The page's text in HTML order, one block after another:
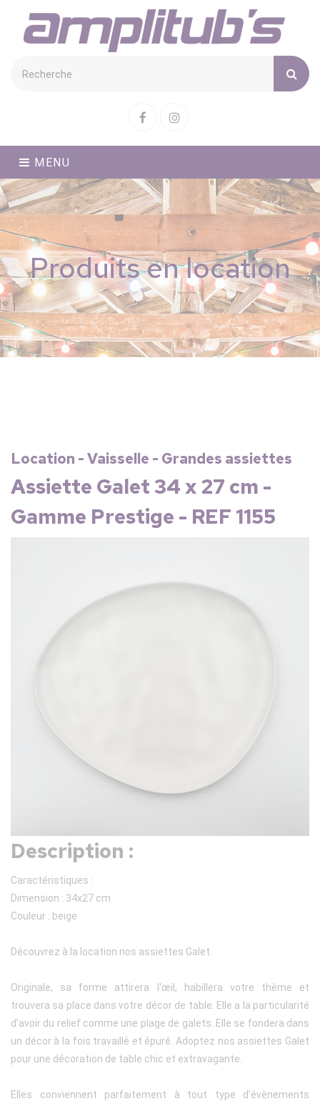
FacebookInstagram
MENU
Produits en location
Location - Vaisselle - Grandes assiettes
Assiette Galet 34 x 27 cm -
Gamme Prestige - REF 1155
Description :
Caractéristiques :
Dimension : 34x27 cm
Couleur : beige
Découvrez à la location nos assiettes Galet.
Originale, sa forme attirera l'œil, habillera votre thème et
trouvera sa place dans votre décor de table. Elle a la particularité
d’avoir du relief comme une plage de galets. Elle se fondera dans
un décor à la fois travaillé et épuré. Adoptez nos assiettes Galet
pour une décoration de table chic et extravagante.
Elles conviennent parfaitement à tout type d’évènements
Cookies management panel